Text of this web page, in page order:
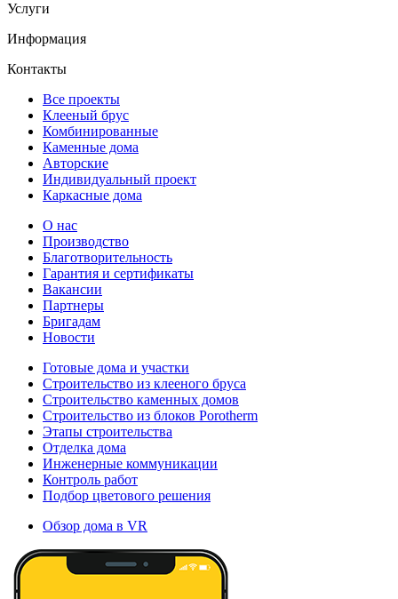
Услуги
Информация
Контакты
Все проекты
Клееный брус
Комбинированные
Каменные дома
Авторские
Индивидуальный проект
Каркасные дома
О нас
Производство
Благотворительность
Гарантия и сертификаты
Вакансии
Партнеры
Бригадам
Новости
Готовые дома и участки
Строительство из клееного бруса
Строительство каменных домов
Строительство из блоков Porotherm
Этапы строительства
Отделка дома
Инженерные коммуникации
Контроль работ
Подбор цветового решения
Обзор дома в VR